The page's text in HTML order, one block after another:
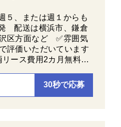
、または週１からも
配送は横浜市、鎌倉
区方面など ✅雰囲気
評価いただいています
ース費用2カ月無料…
30秒で応募